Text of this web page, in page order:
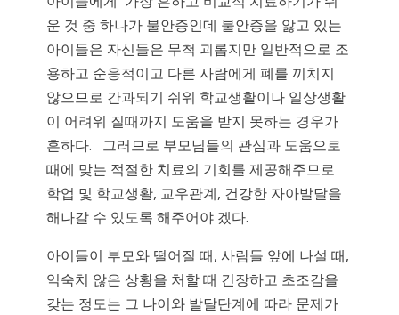
운 것 중 하나가 불안증인데 불안증을 앓고 있는
아이들은 자신들은 무척 괴롭지만 일반적으로 조
용하고 순응적이고 다른 사람에게 폐를 끼치지
않으므로 간과되기 쉬워 학교생활이나 일상생활
이 어려워 질때까지 도움을 받지 못하는 경우가
흔하다. 그러므로 부모님들의 관심과 도움으로
때에 맞는 적절한 치료의 기회를 제공해주므로
학업 및 학교생활, 교우관계, 건강한 자아발달을
해나갈 수 있도록 해주어야 겠다.
아이들이 부모와 떨어질 때, 사람들 앞에 나설 때,
익숙치 않은 상황을 처할 때 긴장하고 초조감을
갖는 정도는 그 나이와 발달단계에 따라 문제가